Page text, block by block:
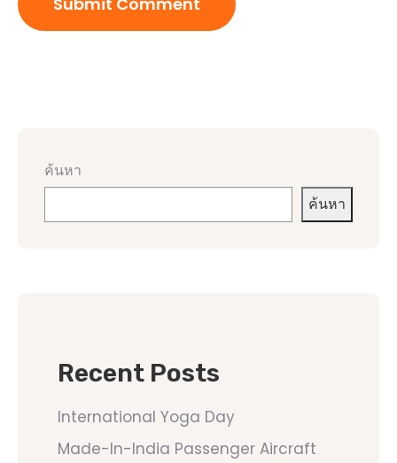
ค้นหา
ค้นหา
Recent Posts
International Yoga Day
Made-In-India Passenger Aircraft